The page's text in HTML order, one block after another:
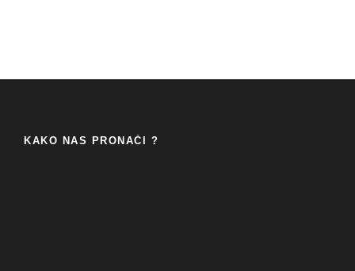
KAKO NAS PRONAĆI ?